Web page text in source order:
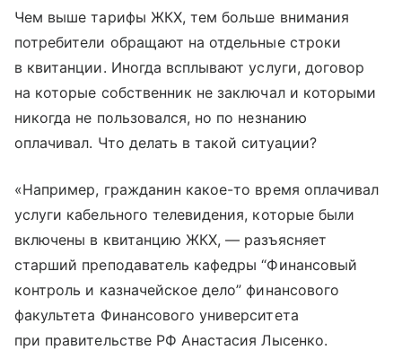
Чем выше тарифы ЖКХ, тем больше внимания
потребители обращают на отдельные строки
в квитанции. Иногда всплывают услуги, договор
на которые собственник не заключал и которыми
никогда не пользовался, но по незнанию
оплачивал. Что делать в такой ситуации?
«Например, гражданин какое-то время оплачивал
услуги кабельного телевидения, которые были
включены в квитанцию ЖКХ, — разъясняет
старший преподаватель кафедры “Финансовый
контроль и казначейское дело” финансового
факультета Финансового университета
при правительстве РФ Анастасия Лысенко.